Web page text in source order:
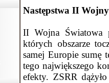
Następstwa II
II Wojna Światowa
których obszarze
samej Europie sumę
tego największego
efekty. ZSRR